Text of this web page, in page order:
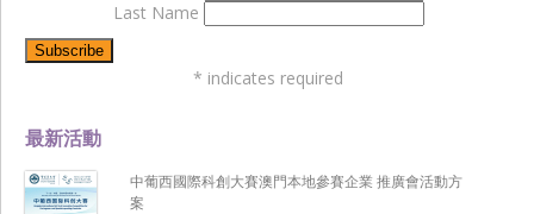
最新活動
中葡西國際科創大賽澳門本地參賽企業 推廣會活動方
案
Last Name
* indicates required